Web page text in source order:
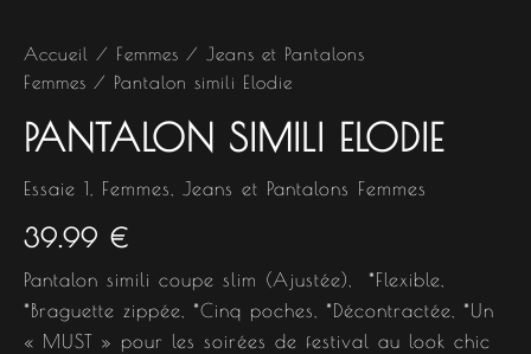
Accueil / Femmes /
Jeans et Pantalons
Femmes / Pantalon simili Elodie
PANTALON SIMILI ELODIE
Essaie 1 Femmes Jeans et Pantalons Femmes
39.99 €
Pantalon simili coupe slim (Ajustée), *Flexible,
*Braguette zippée, *Cinq poches, *Décontractée, *Un
« MUST » pour les soirées de festival au look chic